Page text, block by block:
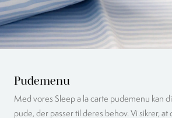
Pudemenu
Med vores Sleep a la carte pudemenu kan
pude, der passer til deres behov. Vi sikrer,